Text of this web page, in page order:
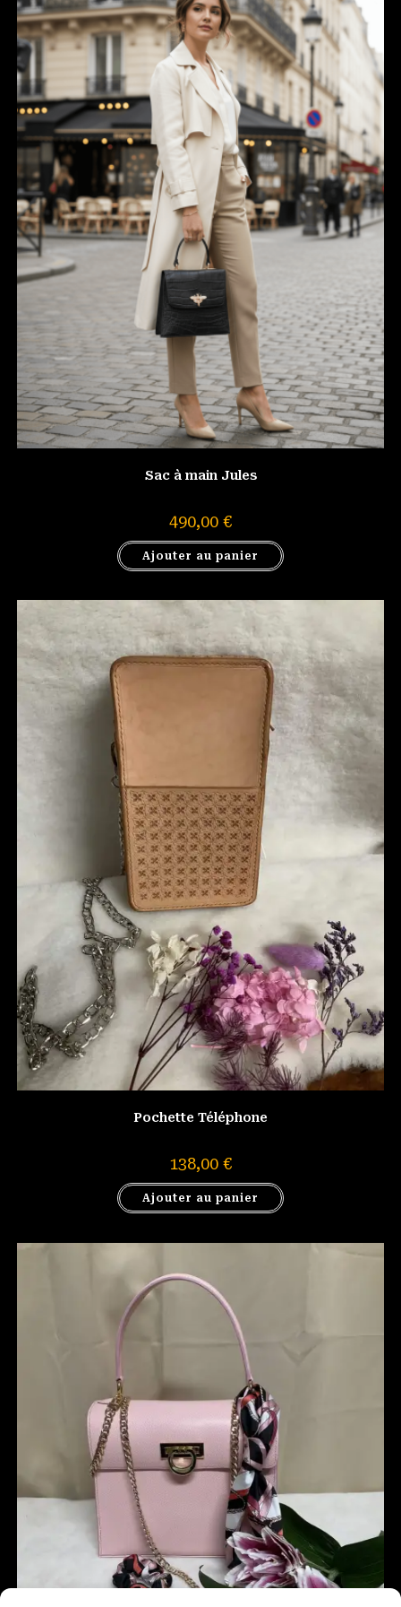
Sac à main Jules
490,00 €
Ajouter au panier
Pochette Téléphone
138,00 €
Ajouter au panier